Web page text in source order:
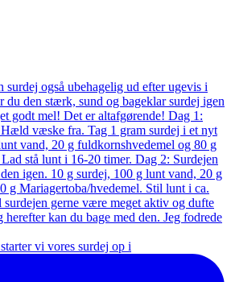
vi vores surdej op i